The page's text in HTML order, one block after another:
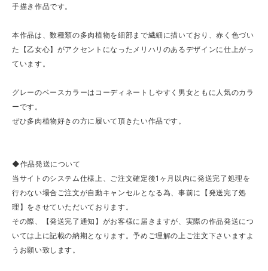
手描き作品です。
本作品は、数種類の多肉植物を細部まで繊細に描いており、赤く色づい
た【乙女心】がアクセントになったメリハリのあるデザインに仕上がっ
ています。
グレーのベースカラーはコーディネートしやすく男女ともに人気のカラ
ーです。
ぜひ多肉植物好きの方に履いて頂きたい作品です。
◆作品発送について
当サイトのシステム仕様上、ご注文確定後1ヶ月以内に発送完了処理を
行わない場合ご注文が自動キャンセルとなる為、事前に【発送完了処
理】をさせていただいております。
その際、【発送完了通知】がお客様に届きますが、実際の作品発送につ
いては上に記載の納期となります。予めご理解の上ご注文下さいますよ
うお願い致します。